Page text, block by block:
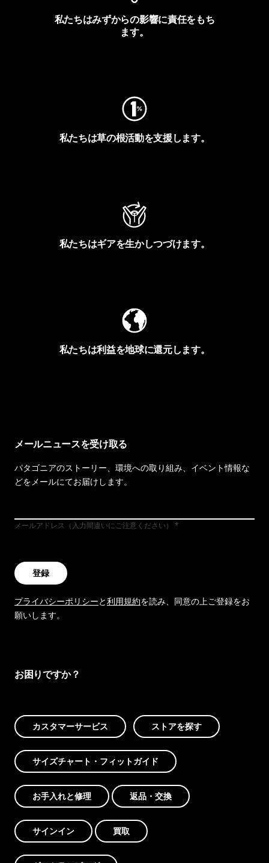
私たちはみずからの影響に責任をもち
ます。
私たちは草の根活動を支援します。
私たちはギアを生かしつづけます。
私たちは利益を地球に還元します。
メールニュースを受け取る
パタゴニアのストーリー、環境への取り組み、イベント情報な
どをメールにてお届けします。
メールアドレス（入力間違いにご注意ください）
登録
プライバシーポリシーと利用規約を読み、同意の上ご登録をお
願いします。
お困りですか？
カスタマーサービス ストアを探す
サイズチャート・フィットガイド
お手入れと修理 返品・交換
サインイン 買取